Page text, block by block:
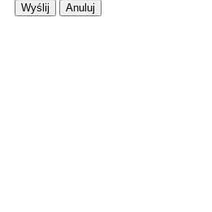
Wyślij Anuluj